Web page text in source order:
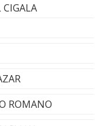
CIGALA
ROMANO